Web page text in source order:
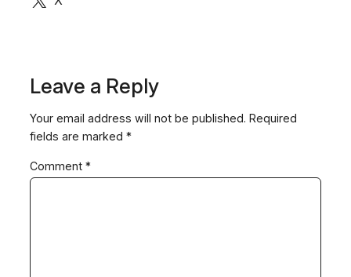
Leave a Reply
Your email address will not be published. Required
fields are marked *
Comment *